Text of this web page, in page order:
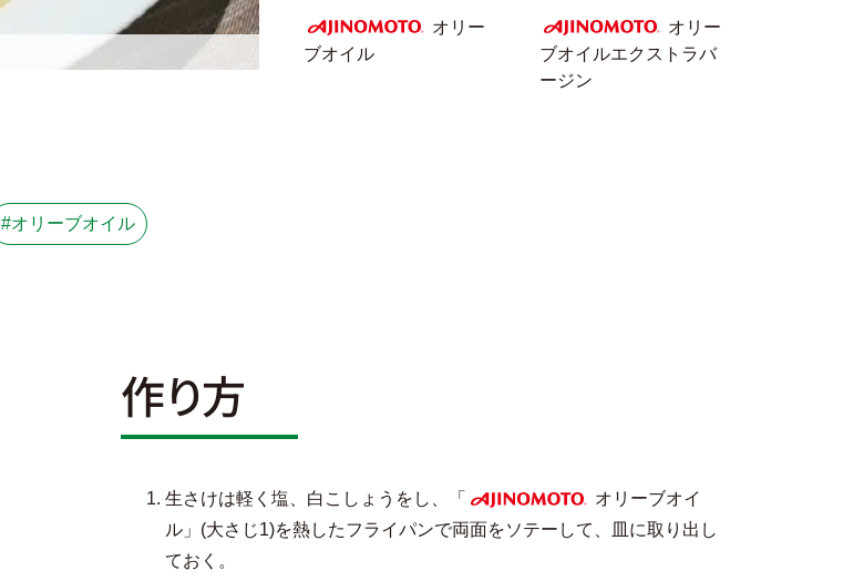
#オリーブオイル
AJINOMOTO
オリー
ブオイル
AJINOMOTO
オリー
ブオイルエクストラバ
ージン
作り方
生さけは軽く塩、白こしょうをし、「
AJINOMOTO
オリーブオイ
ル」(大さじ1)を熱したフライパンで両面をソテーして、皿に取り出し
ておく。